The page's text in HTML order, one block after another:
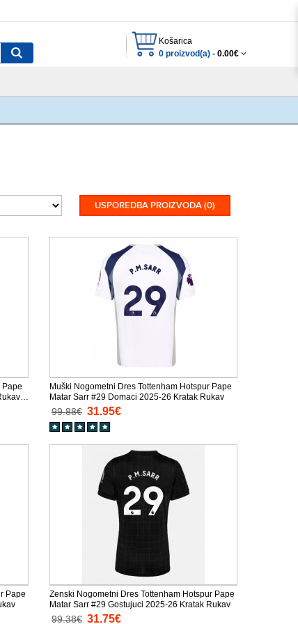
Košarica
0 proizvod(a) - 0.00€
USPOREDBA PROIZVODA (0)
Pape
Muški Nogometni Dres Tottenham Hotspur Pape
Matar Sarr #29 Domaci 2025-26 Kratak Rukav
99.88€ 31.95€
Pape
Zenski Nogometni Dres Tottenham Hotspur Pape
Matar Sarr #29 Gostujuci 2025-26 Kratak Rukav
99.38€ 31.75€